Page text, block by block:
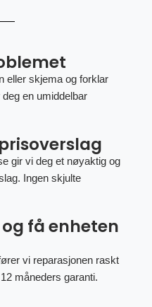
eller skjema og forklar
en umiddelbar
gir vi deg et nøyaktig og
Ingen skjulte
få enheten
vi reparasjonen raskt
måneders garanti.